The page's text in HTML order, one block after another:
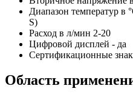
Диапазон температур в
S)
Расход в л/мин 2-20
Цифровой дисплей - да
Сертификационные
Область